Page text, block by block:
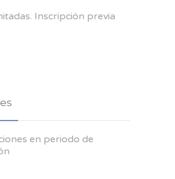
Inscripción previa
en periodo de